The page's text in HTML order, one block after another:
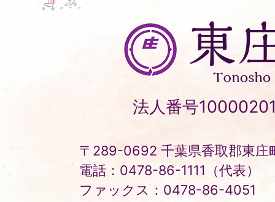
東
庄
町
Tonosho
Town
法人番号
〒289-0692 千葉県香取郡東庄
電話：0478-86-1111（代表）
ファックス：0478-86-4051